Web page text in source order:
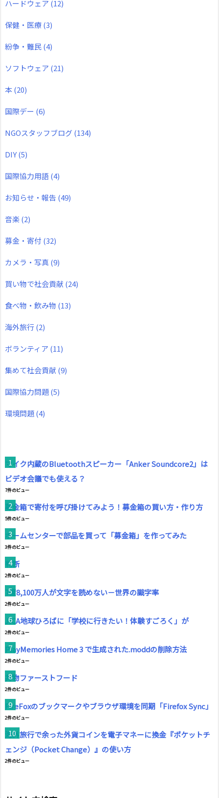
ハードウェア (12)
保健・医療(3)
紛争・難民(4)
ソフトウェア (21)
本(20)
国際デー (6)
NGOスタッフブログ(134)
DIY(5)
国際協力用語(4)
お知らせ・報告 (49)
音楽(2)
募金・寄付 (32)
カメラ・写真(9)
買い物で社会貢献 (24)
食べ物・飲み物 (13)
海外旅行(2)
ボランティア (11)
集めて社会貢献 (9)
国際協力問題(5)
環境問題(4)
マイク内蔵のBluetoothスピーカー「Anker Soundcore2」は
ビデオ会議でも使える？
7件のビュー
募金箱で寄付を呼び掛けてみよう！募金箱の買い方・作り方
5件のビュー
ホームセンターで部品を買って「募金箱」を作ってみた
3件のビュー
判断
2件のビュー
7億8,100万人が文字を読めない－世界の識字率
2件のビュー
JICA地球ひろばに「学校に行きたい！体験すごろく」が
2件のビュー
PlayMemories Home 3 で生成された.moddの削除方法
2件のビュー
丼物ファーストフード
2件のビュー
FireFoxのブックマークやブラウザ環境を同期「Firefox Sync」
2件のビュー
海外旅行で余った外貨コインを電子マネーに換金『ポケットチ
ェンジ（Pocket Change）』の使い方
2件のビュー